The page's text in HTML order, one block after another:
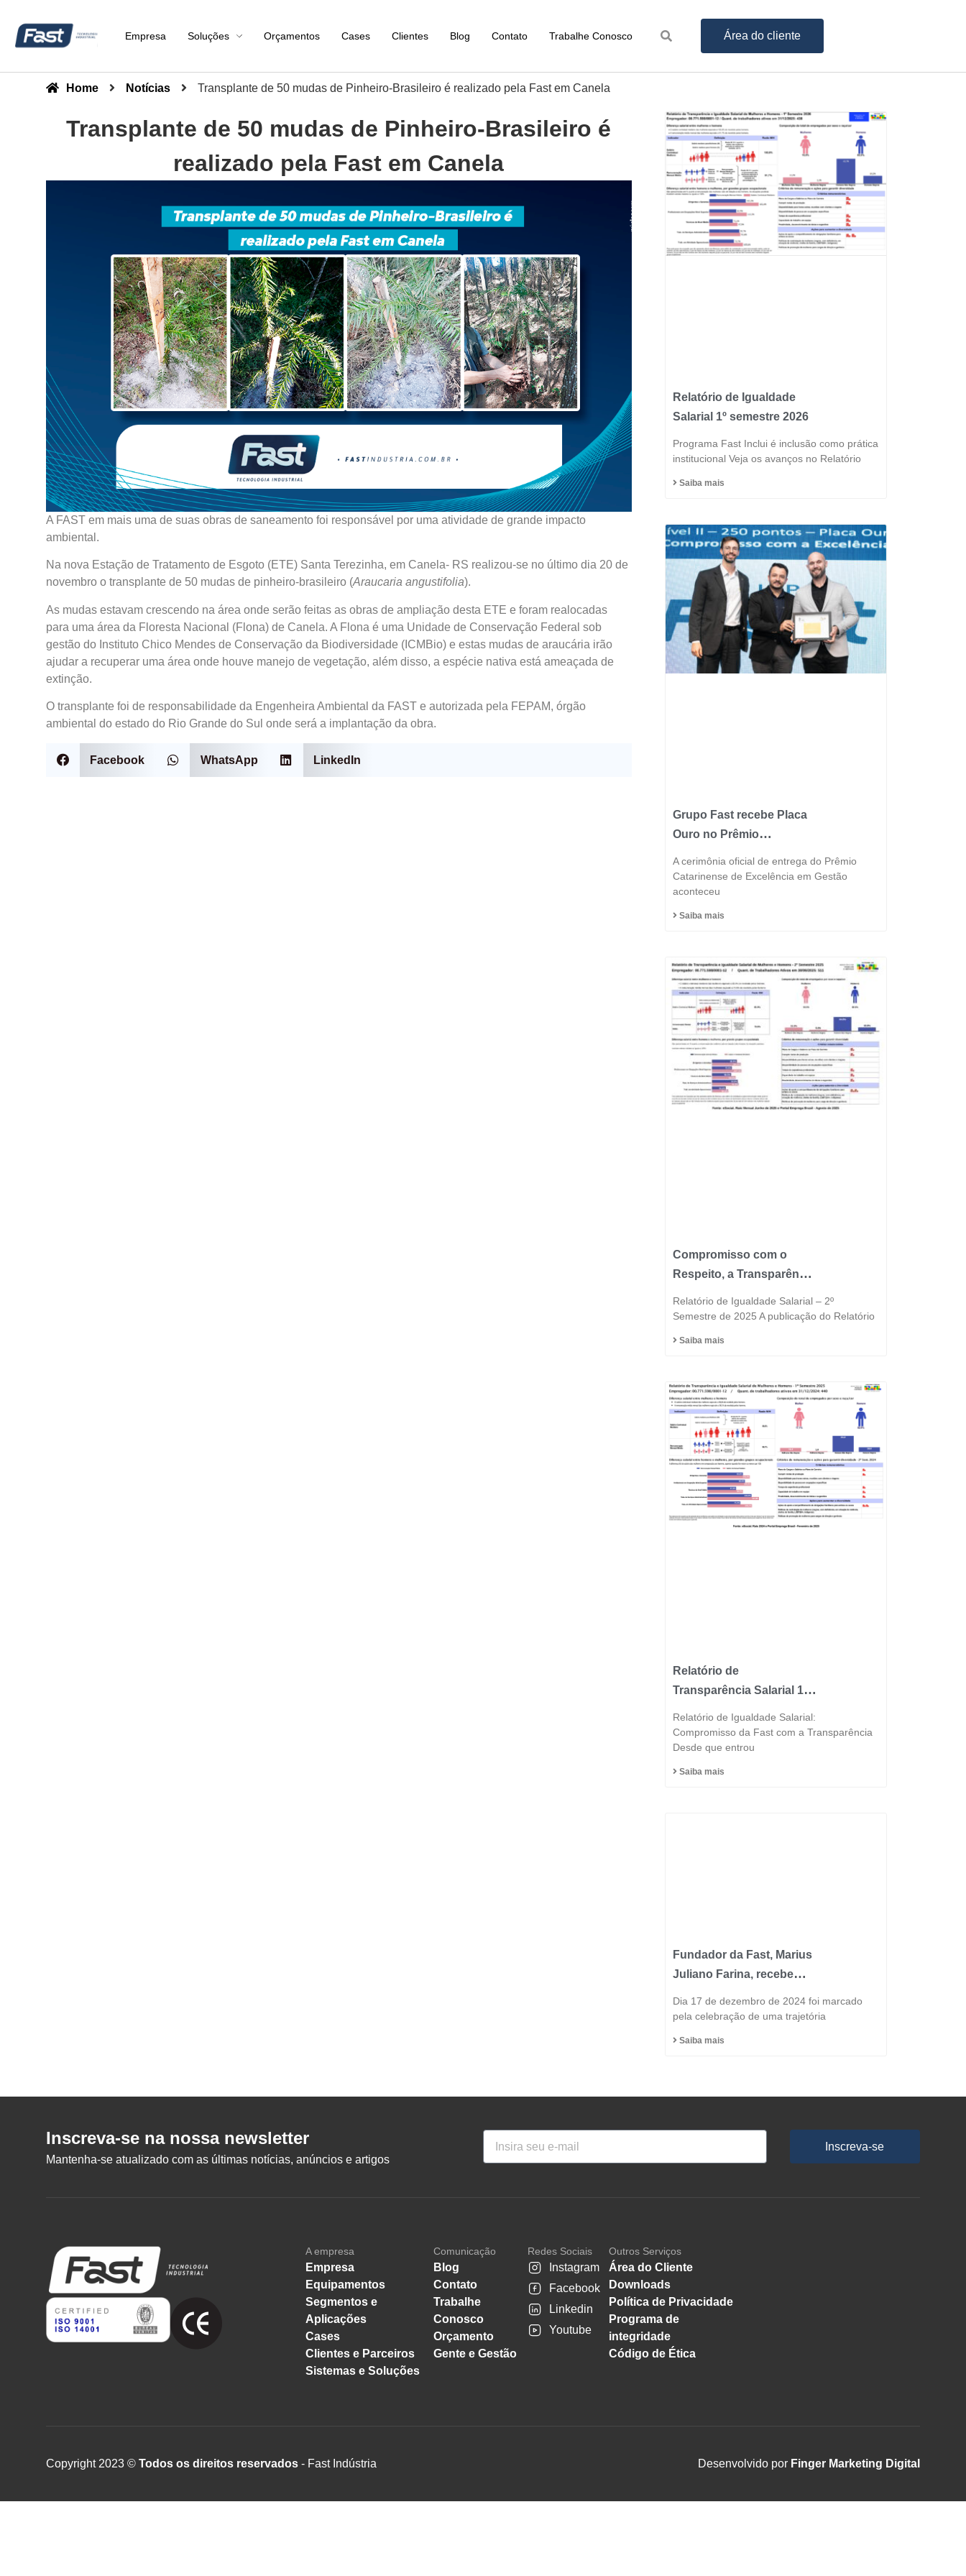
Empresa Soluções Orçamentos Cases Clientes Blog Contato Trabalhe Conosco Área do cliente
Home Notícias Transplante de 50 mudas de Pinheiro-Brasileiro é realizado pela Fast em Canela
Transplante de 50 mudas de Pinheiro-Brasileiro é
realizado pela Fast em Canela
A FAST em mais uma de suas obras de saneamento foi responsável por uma atividade de grande impacto
ambiental.
Na nova Estação de Tratamento de Esgoto (ETE) Santa Terezinha, em Canela- RS realizou-se no último dia 20 de
novembro o transplante de 50 mudas de pinheiro-brasileiro (Araucaria angustifolia).
As mudas estavam crescendo na área onde serão feitas as obras de ampliação desta ETE e foram realocadas
para uma área da Floresta Nacional (Flona) de Canela. A Flona é uma Unidade de Conservação Federal sob
gestão do Instituto Chico Mendes de Conservação da Biodiversidade (ICMBio) e estas mudas de araucária irão
ajudar a recuperar uma área onde houve manejo de vegetação, além disso, a espécie nativa está ameaçada de
extinção.
O transplante foi de responsabilidade da Engenheira Ambiental da FAST e autorizada pela FEPAM, órgão
ambiental do estado do Rio Grande do Sul onde será a implantação da obra.
Facebook WhatsApp LinkedIn
Relatório de Igualdade
Salarial 1º semestre 2026
Programa Fast Inclui é inclusão como prática
institucional Veja os avanços no Relatório
Saiba mais
Grupo Fast recebe Placa
Ouro no Prêmio
Excelência 2025 e
consolida posição entre
as indústrias mais
A cerimônia oficial de entrega do Prêmio
Catarinense de Excelência em Gestão
aconteceu
Saiba mais
Compromisso com o
Respeito, a Transparência
DNA do Grupo Fast
Relatório de Igualdade Salarial – 2º
Semestre de 2025 A publicação do Relatório
Saiba mais
Relatório de
Transparência Salarial 1º
Relatório de Igualdade Salarial:
Compromisso da Fast com a Transparência
Desde que entrou
Saiba mais
Fundador da Fast, Marius
Juliano Farina, recebe
Honorário do Município
Dia 17 de dezembro de 2024 foi marcado
pela celebração de uma trajetória
Saiba mais
Inscreva-se na nossa newsletter
Mantenha-se atualizado com as últimas notícias, anúncios e artigos
Inscreva-se
A empresa
Empresa
Equipamentos
Segmentos e
Aplicações
Cases
Clientes e Parceiros
Sistemas e Soluções
Comunicação
Blog
Contato
Trabalhe
Conosco
Orçamento
Gente e Gestão
Redes Sociais
Instagram
Facebook
Linkedin
Youtube
Outros Serviços
Área do Cliente
Downloads
Política de Privacidade
Programa de
integridade
Código de Ética
Copyright 2023 © Todos os direitos reservados - Fast Indústria Desenvolvido por Finger Marketing Digital